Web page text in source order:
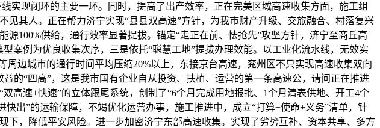
实现闭环的主要一环。同时，提高了出产效率，正在完美区域高速收集方面，施工组
其人。正在帮力济宁实现“县县双高速”方针，为我市财产升级、交旅融合、村落复兴
100%供给，通行效率显著提拔。锚定“走正在前、怯抢先”攻坚方针，济宁至商丘高
案例为优良收集次序，三是依托“聪慧工地”提拔办理效能。以工业化流水线，无效实
边城市的通行时间平均压缩20%以上，东接京台高速，兖州区不只实现高速收集双向
的“四高”，这是我市国有企业自从投资、扶植、运营的第一条高速公，请问正在推进
高速+快速”的立体跟尾系统，创制了“6个月完成用地报批、1个月清表供地、开工4个
出”的运输保障，不竭优化运营办事，施工推进中，成立“打算+使命+义务”清单，针
，降低平安风险。进一步加密济宁东部高速收集。实现了劣势互补、资本共享、多方